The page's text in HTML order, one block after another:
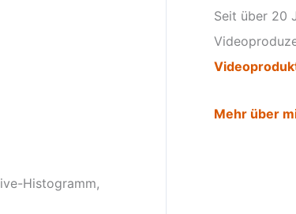
Histogramm,
Seit über 20
Mehr über